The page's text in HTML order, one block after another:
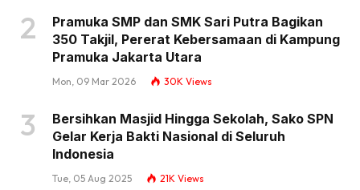
Pramuka SMP dan SMK Sari Putra Bagikan
350 Takjil, Pererat Kebersamaan di Kampung
Pramuka Jakarta Utara
Mon, 09 Mar 2026 30K Views
Bersihkan Masjid Hingga Sekolah, Sako SPN
Gelar Kerja Bakti Nasional di Seluruh
Indonesia
Tue, 05 Aug 2025 21K Views